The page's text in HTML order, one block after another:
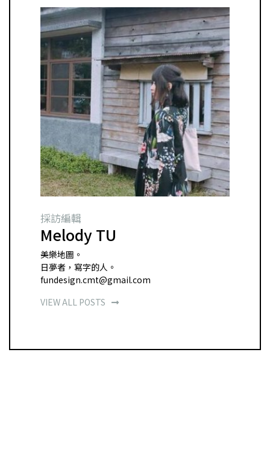
採訪編輯
Melody TU
美樂地圖。
日夢者，寫字的人。
fundesign.cmt@gmail.com
VIEW ALL POSTS